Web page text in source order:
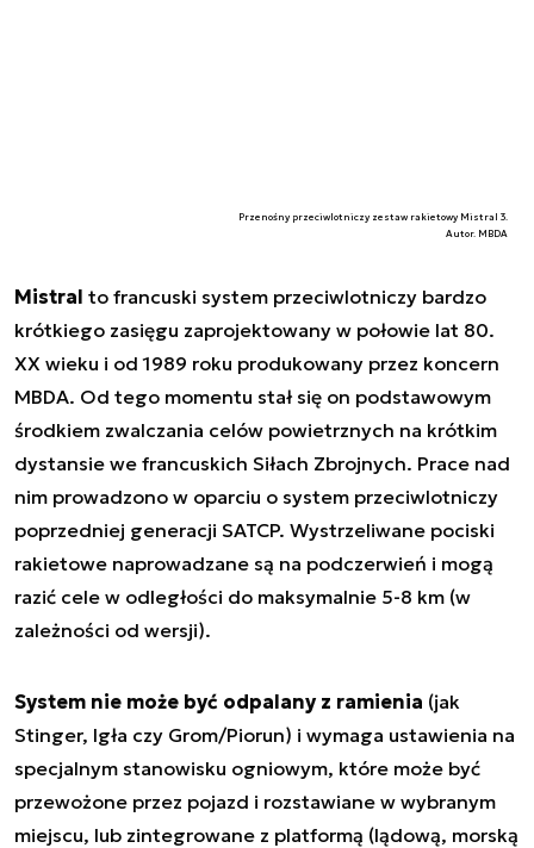
Przenośny przeciwlotniczy zestaw rakietowy Mistral 3.
Autor. MBDA
Mistral to francuski system przeciwlotniczy bardzo
krótkiego zasięgu zaprojektowany w połowie lat 80.
XX wieku i od 1989 roku produkowany przez koncern
MBDA. Od tego momentu stał się on podstawowym
środkiem zwalczania celów powietrznych na krótkim
dystansie we francuskich Siłach Zbrojnych. Prace nad
nim prowadzono w oparciu o system przeciwlotniczy
poprzedniej generacji SATCP. Wystrzeliwane pociski
rakietowe naprowadzane są na podczerwień i mogą
razić cele w odległości do maksymalnie 5-8 km (w
zależności od wersji).
System nie może być odpalany z ramienia (jak
Stinger, Igła czy Grom/Piorun) i wymaga ustawienia na
specjalnym stanowisku ogniowym, które może być
przewożone przez pojazd i rozstawiane w wybranym
miejscu, lub zintegrowane z platformą (lądową, morską